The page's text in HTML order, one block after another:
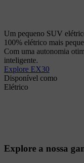
Um pequeno SUV
100% elétrico mais
Com uma autonomia
inteligente.
Explore EX30
Disponível como
Elétrico
Explore a nossa